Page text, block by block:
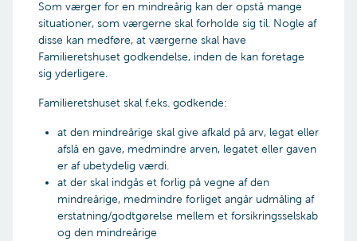
Udfyldt og underskrevet
friholdelseserklæring
Eventuelle leverandørkontrakter eller andre
kontrakter, der skal indgås af virksomheden
OBS – begge
underskrive ansøgningen. Har du
vedlægge dokumentation for det
Den mindreårige skal også selv underskrive
ansøgningen.
forældremyndighedsindehavere. Hvis der kun
er én forælders underskrift, skal vi have
dokumentation for
eneforældremyndigheden, medmindre den
anden forælder er afgået ved døden.
bilstøtten.
Er den mindreårige fyldt 15 år, skal den unge
også underskrive friholdelseserklæringen.
For at indsende en friholdelseserklæring
vedrørende handicapbil, skal du udfylde denne
ogovenstående oplysninger til Familieretshuset
Som værger for en mindreårig kan der opstå mange
situationer, som værgerne skal forholde sig til. Nogle af
disse kan medføre, at værgerne skal have
Familieretshuset godkendelse, inden de kan foretage
sig yderligere.
Familieretshuset skal f.eks. godkende:
at den mindreårige skal give afkald på arv, legat eller
afslå en gave, medmindre arven, legatet eller gaven
er af ubetydelig værdi.
at der skal indgås et forlig på vegne af den
mindreårige, medmindre forliget angår udmåling af
erstatning/godtgørelse mellem et forsikringsselskab
og den mindreårige